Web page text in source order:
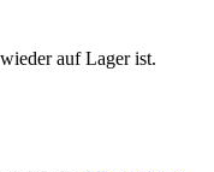
auf Lager ist.